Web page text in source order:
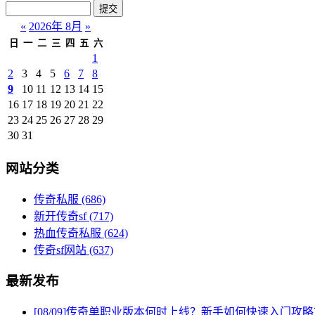
« 2026年 8月 »
日 一 二 三 四 五 六
1
2
3 4 5 6 7
8
9
10 11 12 13 14 15
16 17 18 19 20 21 22
23 24 25 26 27 28 29
30 31
网站分类
传奇私服 (686)
新开传奇sf(717)
热血传奇私服 (624)
传奇sf网站 (637)
最新发布
[08/09]传奇单职业版本何时上线？新手如何快速入门攻